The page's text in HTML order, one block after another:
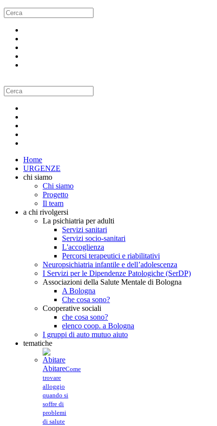
Home
URGENZE
chi siamo
Chi siamo
Progetto
Il team
a chi rivolgersi
La psichiatria per adulti
Servizi sanitari
Servizi socio-sanitari
L'accoglienza
Percorsi terapeutici e riabilitativi
Neuropsichiatria infantile e dell’adolescenza
I Servizi per le Dipendenze Patologiche (SerDP)
Associazioni della Salute Mentale di Bologna
A Bologna
Che cosa sono?
Cooperative sociali
che cosa sono?
elenco coop. a Bologna
I gruppi di auto mutuo aiuto
tematiche
AbitareCome
trovare
alloggio
quando si
soffre di
problemi
di salute